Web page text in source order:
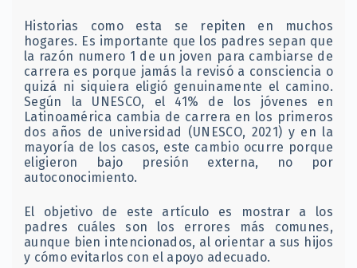
Historias como esta se repiten en muchos
hogares. Es importante que los padres sepan que
la razón numero 1 de un joven para cambiarse de
carrera es porque jamás la revisó a consciencia o
quizá ni siquiera eligió genuinamente el camino.
Según la UNESCO, el 41% de los jóvenes en
Latinoamérica cambia de carrera en los primeros
dos años de universidad (UNESCO, 2021) y en la
mayoría de los casos, este cambio ocurre porque
eligieron bajo presión externa, no por
autoconocimiento.
El objetivo de este artículo es mostrar a los
padres cuáles son los errores más comunes,
aunque bien intencionados, al orientar a sus hijos
y cómo evitarlos con el apoyo adecuado.